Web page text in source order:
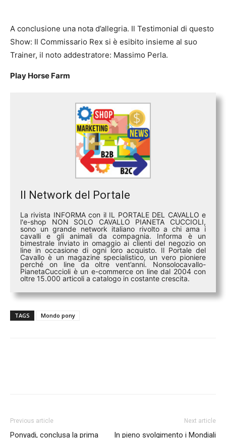
A conclusione una nota d’allegria. Il Testimonial di questo
Show: Il Commissario Rex si è esibito insieme al suo
Trainer, il noto addestratore: Massimo Perla.
Play Horse Farm
Il Network del Portale
La rivista INFORMA con il IL PORTALE DEL CAVALLO e
l'e-shop NON SOLO CAVALLO PIANETA CUCCIOLI,
sono un grande network italiano rivolto a chi ama i
cavalli e gli animali da compagnia. Informa è un
bimestrale inviato in omaggio ai clienti del negozio on
line in occasione di ogni loro acquisto. Il Portale del
Cavallo è un magazine specialistico, un vero pioniere
perché on line da oltre vent’anni. Nonsolocavallo-
PianetaCuccioli è un e-commerce on line dal 2004 con
oltre 15.000 articoli a catalogo in costante crescita.
TAGS Mondo pony
Previous article
Ponyadi, conclusa la prima
Next article
In pieno svolgimento i Mondiali